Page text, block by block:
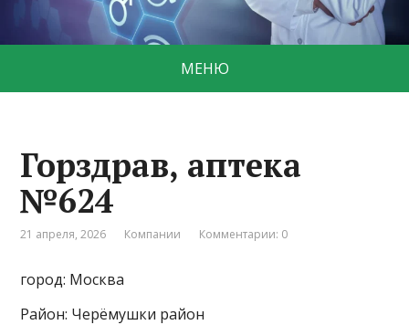
МЕНЮ
Горздрав, аптека
№624
21 апреля, 2026 Компании Комментарии: 0
город: Москва
Район: Черёмушки район